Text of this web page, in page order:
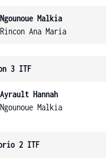
Ngounoue Malkia
Rincon Ana Maria
3 ITF
Ayrault Hannah
Ngounoue Malkia
2 ITF